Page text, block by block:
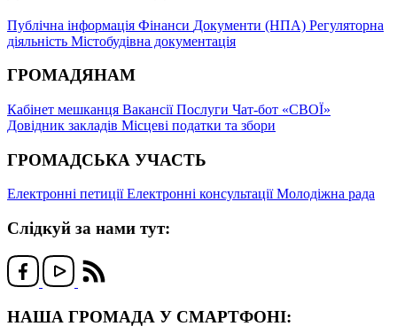
Публічна інформація Фінанси Документи (НПА) Регуляторна
діяльність Містобудівна документація
ГРОМАДЯНАМ
Кабінет мешканця ВакансіїПослуги Чат-бот «СВОЇ»
Довідник закладів Місцеві податки та збори
ГРОМАДСЬКА УЧАСТЬ
Електронні петиціїЕлектронні консультаціїМолодіжна рада
Слідкуй за нами тут:
НАША ГРОМАДА У СМАРТФОНІ: